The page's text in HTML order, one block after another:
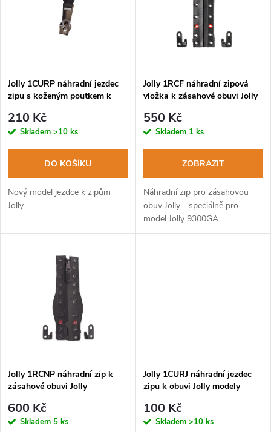
p
r
o
d
u
s
p
r
d
u
Jolly 1CURP náhradní jezdec
zipu s koženým poutkem k
210 Kč
Skladem >10 ks
DO KOŠÍKU
Nový model jezdce k zipům
Jolly.
Jolly 1RCF náhradní zipová
vložka k zásahové obuvi Jolly
550 Kč
Skladem 1 ks
ZOBRAZIT
Náhradní zip pro zásahovou
obuv Jolly - speciálně pro
model Jolly 9300GA.
Jolly 1RCNP náhradní zip k
zásahové obuvi Jolly
600 Kč
Skladem 5 ks
Jolly 1CURJ náhradní jezdec
zipu k obuvi Jolly modely
100 Kč
Skladem >10 ks